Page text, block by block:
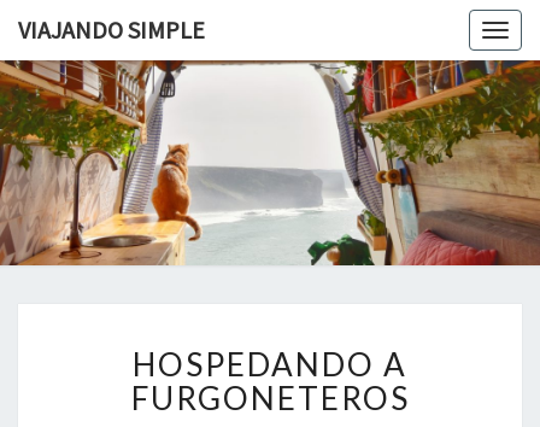
VIAJANDO SIMPLE
SIMPLE
Viviendo
En Un
Camión
Por
Europa
A
FURGONETEROS
HOSPEDANDO A
FURGONETEROS